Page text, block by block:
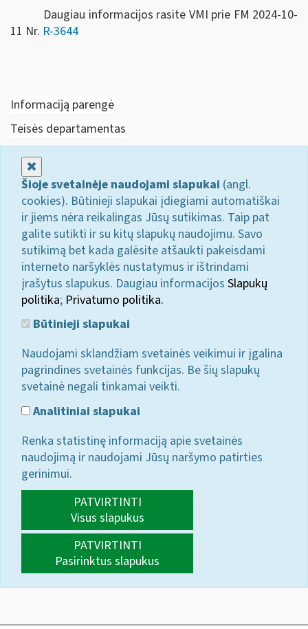
Daugiau informacijos rasite VMI prie FM 2024-10-
11 Nr. R-3644
Informaciją parengė
Teisės departamentas
Šioje svetainėje naudojami slapukai (angl.
cookies). Būtinieji slapukai įdiegiami automatiškai
ir jiems nėra reikalingas Jūsų sutikimas. Taip pat
galite sutikti ir su kitų slapukų naudojimu. Savo
sutikimą bet kada galėsite atšaukti pakeisdami
interneto naršyklės nustatymus ir ištrindami
įrašytus slapukus. Daugiau informacijos Slapukų
politika; Privatumo politika.
Būtinieji slapukai
Naudojami sklandžiam svetainės veikimui ir įgalina
pagrindines svetainės funkcijas. Be šių slapukų
svetainė negali tinkamai veikti.
Analitiniai slapukai
Renka statistinę informaciją apie svetainės
naudojimą ir naudojami Jūsų naršymo patirties
gerinimui.
PATVIRTINTI
Visus slapukus
PATVIRTINTI
Pasirinktus slapukus